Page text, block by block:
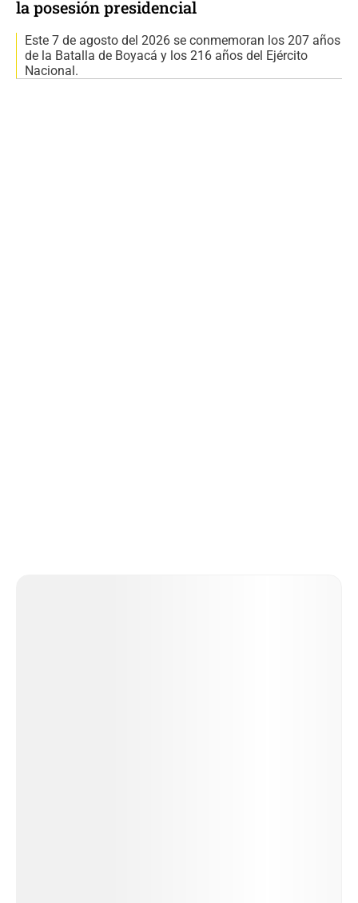
la posesión presidencial
Este 7 de agosto del 2026 se conmemoran los 207 años
de la Batalla de Boyacá y los 216 años del Ejército
Nacional.